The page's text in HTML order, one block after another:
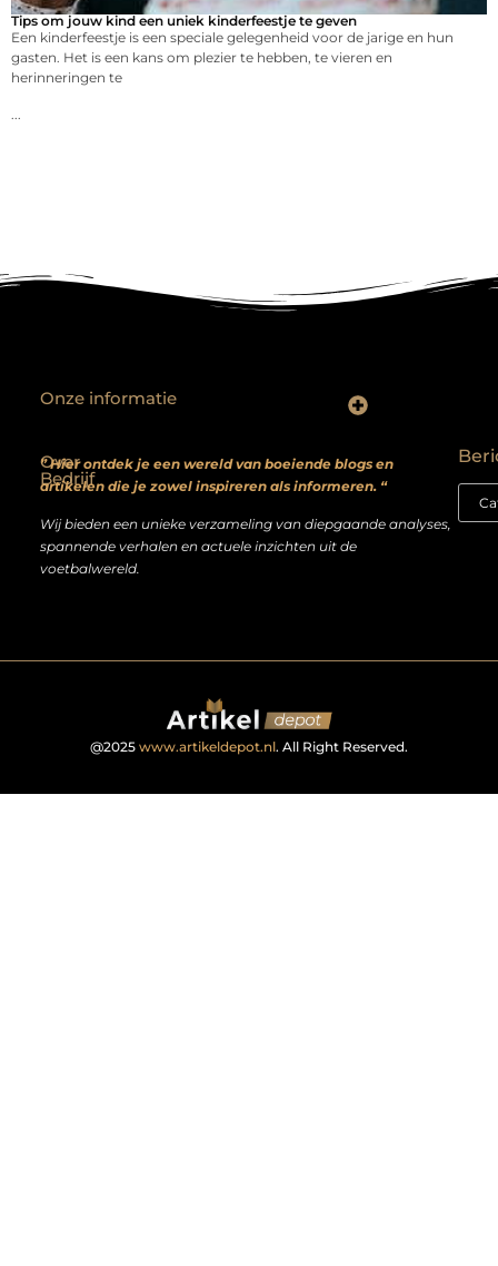
Tips om jouw kind een uniek kinderfeestje te geven
Een kinderfeestje is een speciale gelegenheid voor de jarige en hun
gasten. Het is een kans om plezier te hebben, te vieren en
herinneringen te
Over
Bedrijf
” Hier ontdek je een wereld van boeiende blogs en
artikelen die je zowel inspireren als informeren. “
Wij bieden een unieke verzameling van diepgaande analyses,
spannende verhalen en actuele inzichten uit de
voetbalwereld.
Onze informatie
@2025 www.artikeldepot.nl. All Right Reserved.